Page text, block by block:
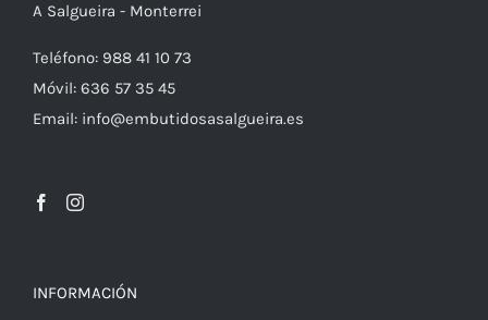
A Salgueira - Monterrei
Teléfono: 988 41 10 73
Móvil: 636 57 35 45
Email: info@embutidosasalgueira.es
INFORMACIÓN